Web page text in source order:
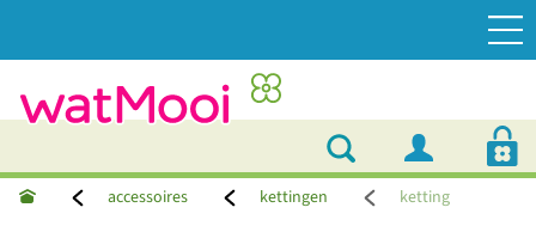
accessoires kettingen ketting